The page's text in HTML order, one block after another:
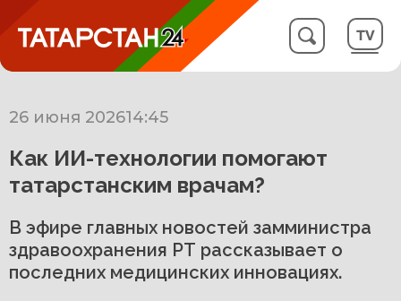
26 июня 202614:45
Как ИИ-технологии помогают
татарстанским врачам?
В эфире главных новостей замминистра
здравоохранения РТ рассказывает о
последних медицинских инновациях.